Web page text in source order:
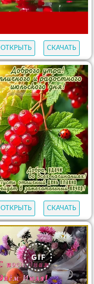
ОТКРЫТЬ СКАЧАТЬ
ОТКРЫТЬ СКАЧАТЬ